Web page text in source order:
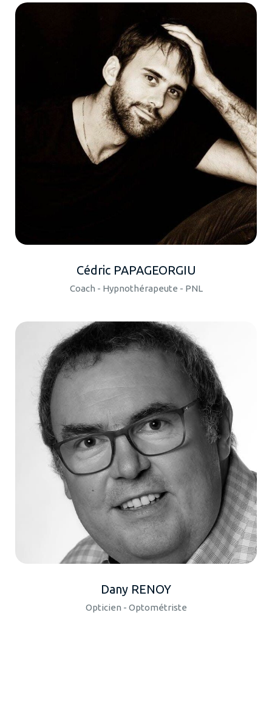
Cédric PAPAGEORGIU
Coach - Hypnothérapeute - PNL
Dany RENOY
Opticien - Optométriste